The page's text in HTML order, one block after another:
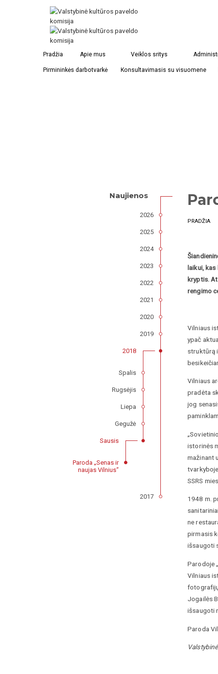
Pradžia Apie mus Veiklos sritys
Pirmininkės darbotvarkė Konsultavimasis su visuomene
PRADŽIA
laikui,
kryptis.
rengimo
Vilniaus
ypač
struktūrą
Vilniaus
pradėta
jog
istorinės
mažinant
SSRS
1948 m.
ne
pirmasis
išsaugoti
Parodoje
Vilniaus
Jogailės
išsaugoti
Paroda
Naujienos
2026
2025
2024
2023
2022
2021
2020
2019
2018
Spalis
Rugsėjis
Liepa
Gegužė
Sausis
Paroda „Senas ir
naujas Vilnius“
2017